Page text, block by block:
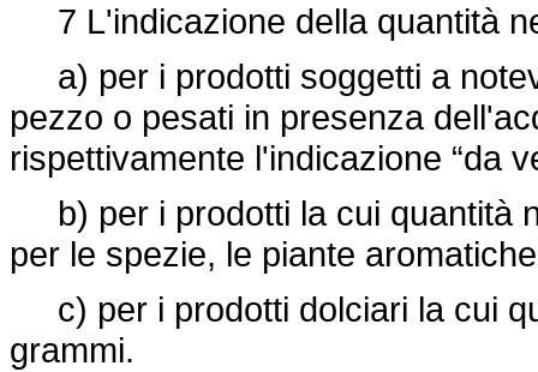
7 L'indicazione della quantità
a) per i prodotti soggetti a
pezzo o pesati in presenza
rispettivamente l'indicazione “da
b) per i prodotti la cui quantità
per le spezie, le piante
c) per i prodotti dolciari la cui
grammi.